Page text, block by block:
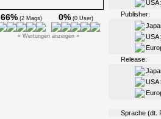
66% (2 Mags) 0% (0 User)
« Wertungen anzeigen »
USA:
Publisher:
USA:
Release:
USA:
Sprache (dt.